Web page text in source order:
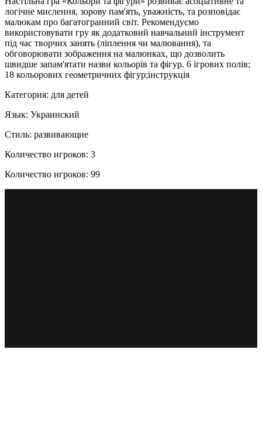
логічне мислення, зорову пам'ять, уважність, та розповідає
малюкам про багатогранний світ. Рекомендуємо
використовувати гру як додатковий навчальний інструмент
під час творчих занять (ліплення чи малювання), та
обговорювати зображення на малюнках, що дозволить
швидше запам'ятати назви кольорів та фігур. 6 ігрових полів;
18 кольорових геометричних фігур;інструкція
Категория: для детей
Язык: Украинский
Стиль: развивающие
Количество игроков: 3
Количество игроков: 99